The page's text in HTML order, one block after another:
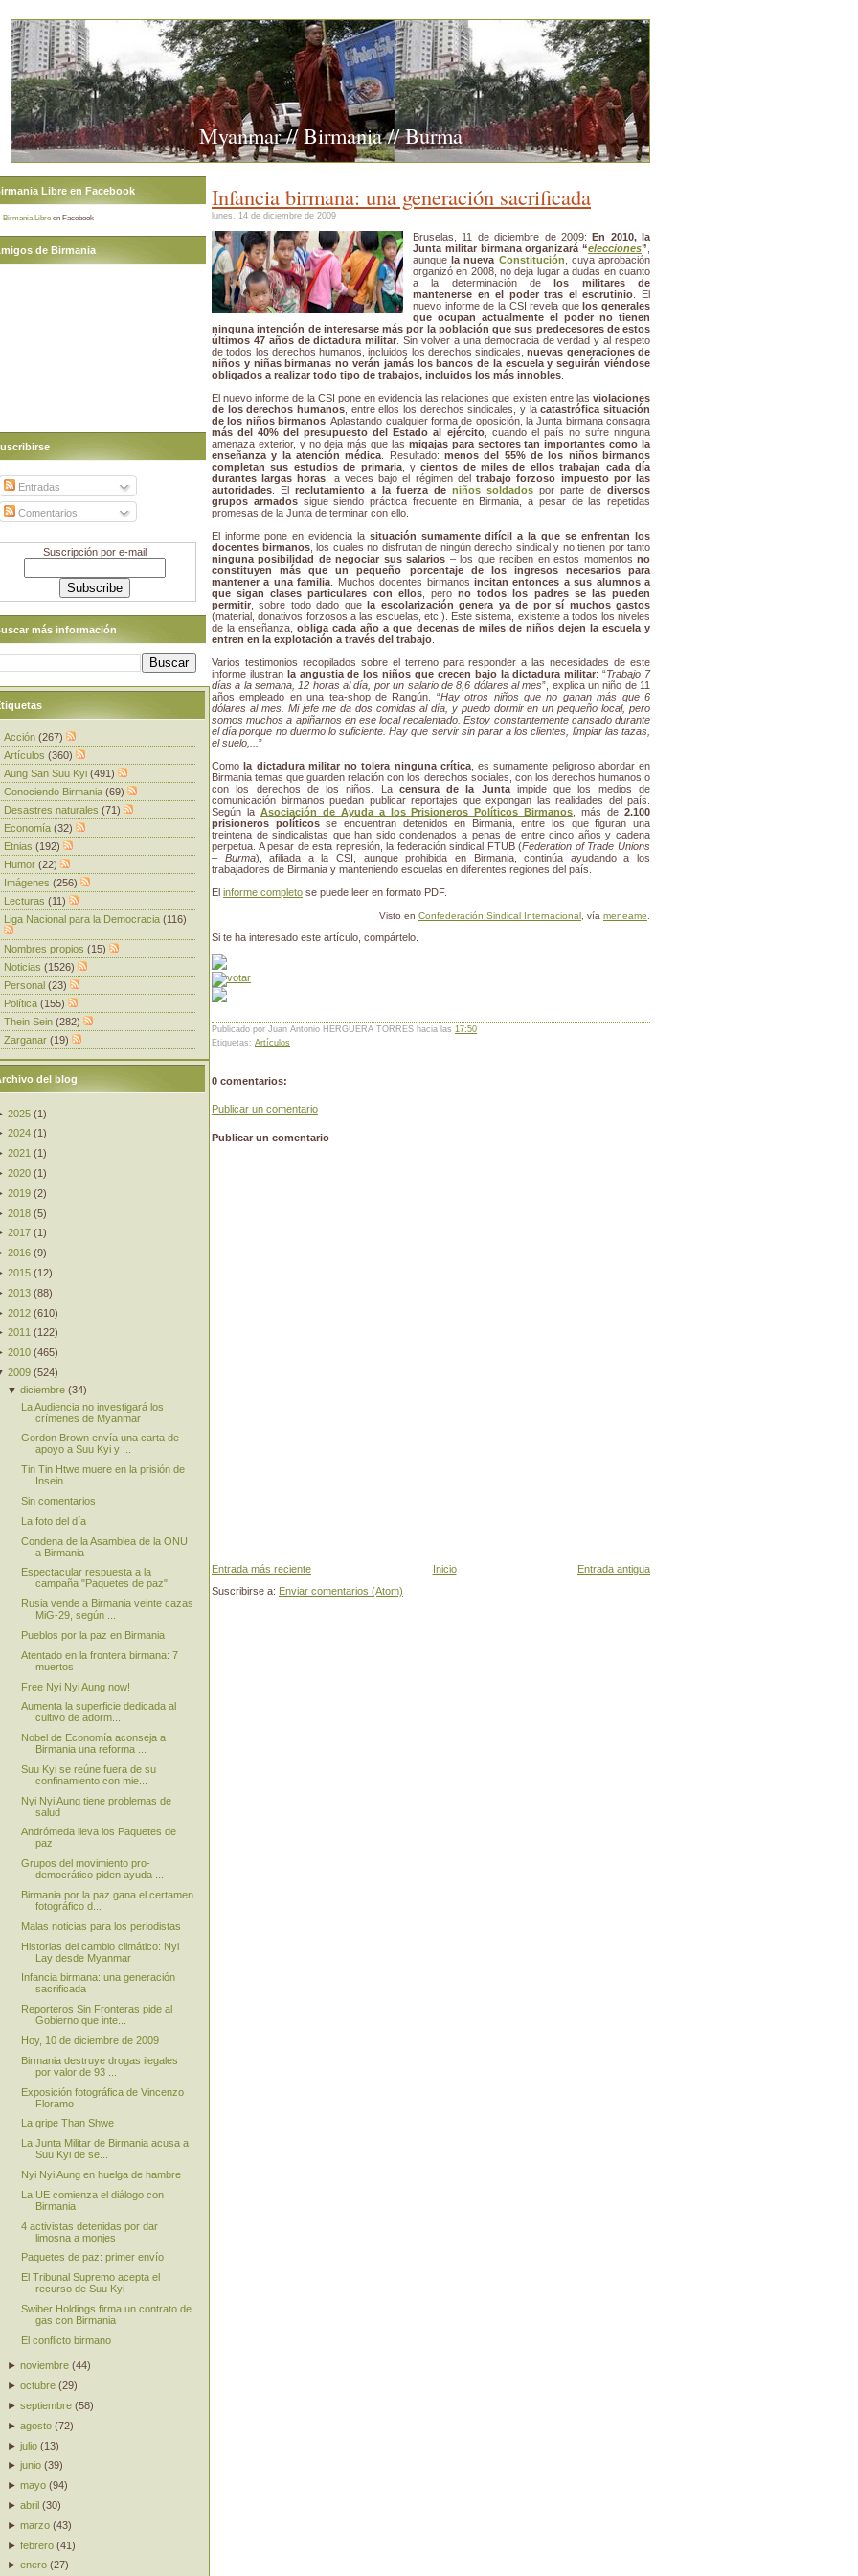
Myanmar // Birmania // Burma
Infancia birmana: una generación sacrificada
lunes, 14 de diciembre de 2009
Bruselas, 11 de diciembre de 2009:En 2010, la
Junta militar birmana organizará “elecciones”
aunquela nueva Constitución , cuya aprobación
organizó en 2008, no deja lugar a dudas en cuanto
a la determinación delos militares de
mantenerse en el poder tras el escrutinio . El
nuevo informe de la CSI revela quelos generales
que ocupan actualmente el poder no tienen
ninguna intención de interesarse más por la población que sus predecesores de estos
últimos 47 años de dictadura militar . Sin volver a una democracia de verdad y al respeto
de todos los derechos humanos, incluidos los derechos sindicales,nuevas generaciones de
niños y niñas birmanas no verán jamás los bancos de la escuela y seguirán viéndose
obligados a realizar todo tipo de trabajos, incluidos los más innobles
El nuevo informe de la CSI pone en evidencia las relaciones que existen entre las violaciones
de los derechos humanos , entre ellos los derechos sindicales, y lacatastrófica situación
de los niños birmanos . Aplastando cualquier forma de oposición, la Junta birmana consagra
más del 40% del presupuesto del Estado al ejército, cuando el país no sufre ninguna
amenaza exterior, y no deja más que las migajas para sectores tan importantes como la
enseñanza y la atención médica . Resultado:menos del 55% de los niños birmanos
completan sus estudios de primaria, ycientos de miles de ellos trabajan cada día
durantes largas horas , a veces bajo el régimen deltrabajo forzoso impuesto por las
autoridades . El reclutamiento a la fuerza de niños soldados por parte de diversos
grupos armadossigue siendo práctica frecuente en Birmania, a pesar de las repetidas
promesas de la Junta de terminar con ello.
El informe pone en evidencia la situación sumamente difícil a la que se enfrentan los
docentes birmanos, los cuales no disfrutan de ningún derecho sindical y no tienen por tanto
ninguna posibilidad de negociar sus salarios – los que reciben en estos momentosno
constituyen más que un pequeño porcentaje de los ingresos necesarios para
mantener a una familia . Muchos docentes birmanos incitan entonces a sus alumnos a
que sigan clases particulares con ellos, perono todos los padres se las pueden
permitir , sobre todo dado quela escolarización genera ya de por sí muchos gastos
(material, donativos forzosos a las escuelas, etc.). Este sistema, existente a todos los niveles
de la enseñanza,obliga cada año a que decenas de miles de niños dejen la escuela y
entren en la explotación a través del trabajo
Varios testimonios recopilados sobre el terreno para responder a las necesidades de este
informe ilustran la angustia de los niños que crecen bajo la dictadura militar: “Trabajo 7
días a la semana, 12 horas al día, por un salario de 8,6 dólares al mes”, explica un niño de 11
años empleado en una tea-shop de Rangún. “Hay otros niños que no ganan más que 6
dólares al mes. Mi jefe me da dos comidas al día, y puedo dormir en un pequeño local, pero
somos muchos a apiñarnos en ese local recalentado. Estoy constantemente cansado durante
el día porque no duermo lo suficiente. Hay que servir sin parar a los clientes, limpiar las tazas,
el suelo,... ”
Comola dictadura militar no tolera ninguna crítica, es sumamente peligroso abordar en
Birmania temas que guarden relación con los derechos sociales, con los derechos humanos o
con los derechos de los niños. La censura de la Juntaimpide que los medios de
comunicación birmanos puedan publicar reportajes que expongan las realidades del país.
Según la Asociación de Ayuda a los Prisioneros Políticos Birmanos , más de2.100
prisioneros políticosse encuentran detenidos en Birmania, entre los que figuran una
treintena de sindicalistas que han sido condenados a penas de entre cinco años y cadena
perpetua. A pesar de esta represión, la federación sindical FTUB (Federation of Trade Unions
– Burma), afiliada a la CSI, aunque prohibida en Birmania, continúa ayudando a los
trabajadores de Birmania y manteniendo escuelas en diferentes regiones del país.
El informe completo se puede leer en formato PDF.
Visto en Confederación Sindical Internacional , vía meneame
Si te ha interesado este artículo, compártelo.
Publicado por Juan Antonio HERGUERA TORRES hacia las 17:50
Etiquetas: Artículos
0 comentarios:
Publicar un comentario
Publicar un comentario
Entrada más reciente Entrada antigua
Inicio
Suscribirse a: Enviar comentarios (Atom)
Libre en Facebook
Birmania Libre on Facebook
de Birmania
Entradas
Comentarios
Suscripción por e-mail
más información
Acción (267)
Artículos (360)
Aung San Suu Kyi (491)
Conociendo Birmania (69)
Desastres naturales (71)
Economía (32)
Etnias (192)
Humor (22)
Imágenes (256)
Lecturas (11)
Liga Nacional para la Democracia (116)
Nombres propios (15)
Noticias (1526)
Personal (23)
Política (155)
Thein Sein (282)
Zarganar (19)
del blog
2025 (1)
2024 (1 )
2021 (1)
2020 (1)
2019 (2)
2018 (5)
2017 (1 )
2016 (9)
2015 (12)
2013 (88)
2012 (610)
2011 (122)
2010 (465)
2009 (524)
▼diciembre (34)
La Audiencia no investigará los
crímenes de Myanmar
Gordon Brown envía una carta de
apoyo a Suu Kyi y ...
Tin Tin Htwe muere en la prisión de
Insein
Sin comentarios
La foto del día
Condena de la Asamblea de la ONU
a Birmania
Espectacular respuesta a la
campaña "Paquetes de paz"
Rusia vende a Birmania veinte cazas
MiG-29, según ...
Pueblos por la paz en Birmania
Atentado en la frontera birmana: 7
muertos
Free Nyi Nyi Aung now!
Aumenta la superficie dedicada al
cultivo de adorm...
Nobel de Economía aconseja a
Birmania una reforma ...
Suu Kyi se reúne fuera de su
confinamiento con mie...
Nyi Nyi Aung tiene problemas de
salud
Andrómeda lleva los Paquetes de
paz
Grupos del movimiento pro-
democrático piden ayuda ...
Birmania por la paz gana el certamen
fotográfico d...
Malas noticias para los periodistas
Historias del cambio climático: Nyi
Lay desde Myanmar
Infancia birmana: una generación
sacrificada
Reporteros Sin Fronteras pide al
Gobierno que inte...
Hoy, 10 de diciembre de 2009
Birmania destruye drogas ilegales
por valor de 93 ...
Exposición fotográfica de Vincenzo
Floramo
La gripe Than Shwe
La Junta Militar de Birmania acusa a
Suu Kyi de se...
Nyi Nyi Aung en huelga de hambre
La UE comienza el diálogo con
Birmania
4 activistas detenidas por dar
limosna a monjes
Paquetes de paz: primer envío
El Tribunal Supremo acepta el
recurso de Suu Kyi
Swiber Holdings firma un contrato de
gas con Birmania
El conflicto birmano
►noviembre (44)
►octubre (29)
►septiembre (58)
►agosto (72)
►julio (13)
►junio (39)
►mayo (94)
►abril (30)
►marzo (43)
►febrero (41)
►enero (27)